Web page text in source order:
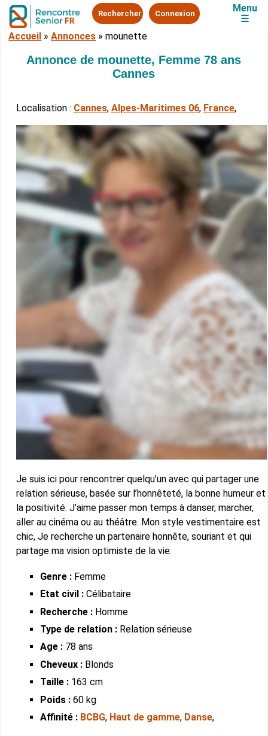
Rechercher Connexion
Menu
☰
Accueil »Annonces »mounette
Annonce de mounette, Femme 78 ans
Cannes
Localisation : Cannes, Alpes-Maritimes 06, France,
Je suis ici pour rencontrer quelqu’un avec qui partager une
relation sérieuse, basée sur l’honnêteté, la bonne humeur et
la positivité. J’aime passer mon temps à danser, marcher,
aller au cinéma ou au théâtre. Mon style vestimentaire est
chic, Je recherche un partenaire honnête, souriant et qui
partage ma vision optimiste de la vie.
Genre : Femme
Etat civil : Célibataire
Recherche : Homme
Type de relation : Relation sérieuse
Age : 78 ans
Cheveux : Blonds
Taille : 163 cm
Poids : 60 kg
Affinité : BCBG, Haut de gamme, Danse,